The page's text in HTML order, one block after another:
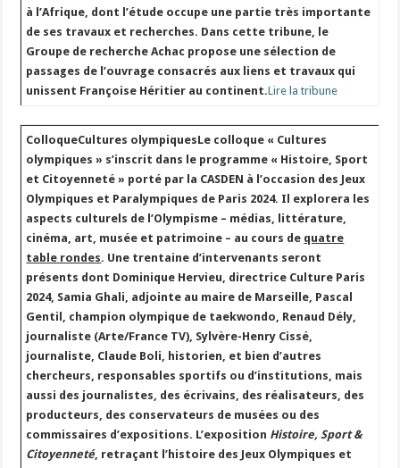
à l’Afrique, dont l’étude occupe une partie très importante
de ses travaux et recherches. Dans cette tribune, le
Groupe de recherche Achac propose une sélection de
passages de l’ouvrage consacrés aux liens et travaux qui
unissent Françoise Héritier au continent.Lire la tribune
ColloqueCultures olympiquesLe colloque « Cultures
olympiques » s’inscrit dans le programme « Histoire, Sport
et Citoyenneté » porté par la CASDEN à l’occasion des Jeux
Olympiques et Paralympiques de Paris 2024. Il explorera les
aspects culturels de l’Olympisme – médias, littérature,
cinéma, art, musée et patrimoine – au cours de quatre
table rondes. Une trentaine d’intervenants seront
présents dont Dominique Hervieu, directrice Culture Paris
2024, Samia Ghali, adjointe au maire de Marseille, Pascal
Gentil, champion olympique de taekwondo, Renaud Dély,
journaliste (Arte/France TV), Sylvère-Henry Cissé,
journaliste, Claude Boli, historien, et bien d’autres
chercheurs, responsables sportifs ou d’institutions, mais
aussi des journalistes, des écrivains, des réalisateurs, des
producteurs, des conservateurs de musées ou des
commissaires d’expositions. L’exposition Histoire, Sport &
Citoyenneté, retraçant l’histoire des Jeux Olympiques et